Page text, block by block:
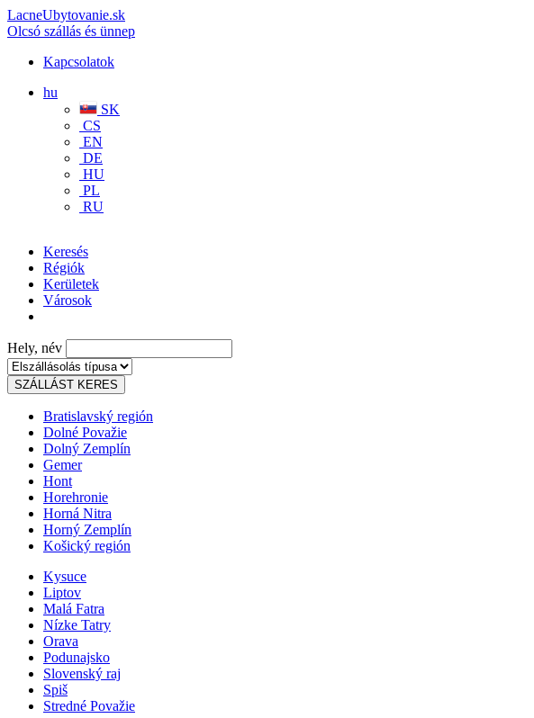
LacneUbytovanie.sk
Olcsó szállás és ünnep
Kapcsolatok
hu
SK
CS
EN
DE
HU
PL
RU
Keresés
Régiók
Kerületek
Városok
Hely, név
Bratislavský región
Dolné Považie
Dolný Zemplín
Gemer
Hont
Horehronie
Horná Nitra
Horný Zemplín
Košický región
Kysuce
Liptov
Malá Fatra
Nízke Tatry
Orava
Podunajsko
Slovenský raj
Spiš
Stredné Považie